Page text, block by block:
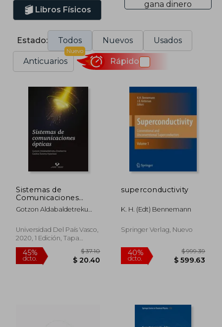
Libros Físicos
gana dinero
Estado: Todos Nuevos Usados
Anticuarios
Nuevo
Rápido
Sistemas de
Comunicaciones
Opticas
Gotzon Aldabaldetreku
Apaolaza
Universidad Del País Vasco,
2020, 1 Edición, Tapa
Blanda, Nuevo
superconductivity
K. H. (edt) Bennemann
Springer Verlag, Nuevo